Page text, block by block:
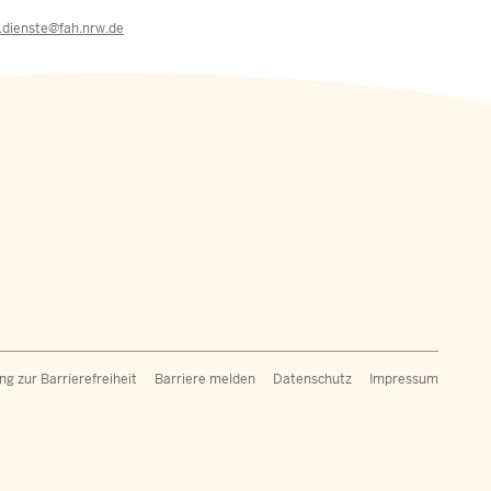
zur Barrierefreiheit Barriere melden Datenschutz Impressum